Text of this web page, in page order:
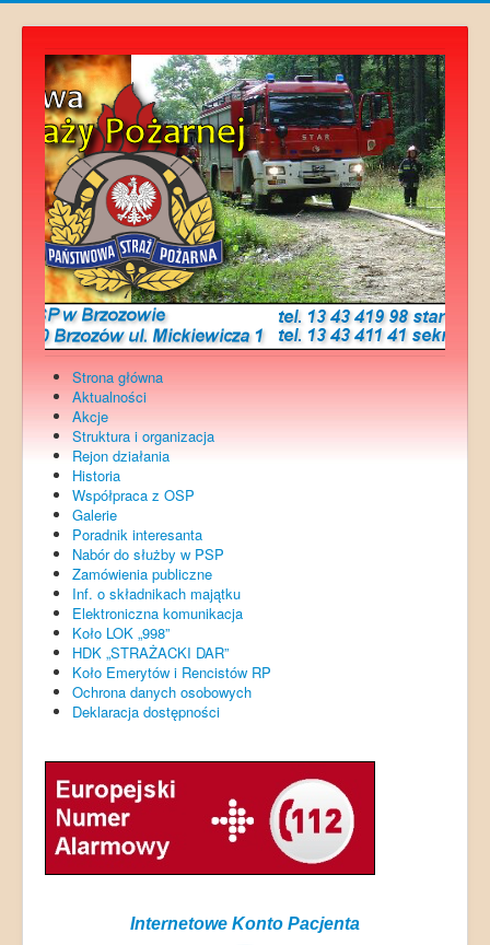
Strona główna
Aktualności
Akcje
Struktura i organizacja
Rejon działania
Historia
Współpraca z OSP
Galerie
Poradnik interesanta
Nabór do służby w PSP
Zamówienia publiczne
Inf. o składnikach majątku
Elektroniczna komunikacja
Koło LOK „998”
HDK „STRAŻACKI DAR”
Koło Emerytów i Rencistów RP
Ochrona danych osobowych
Deklaracja dostępności
Internetowe Konto Pacjenta